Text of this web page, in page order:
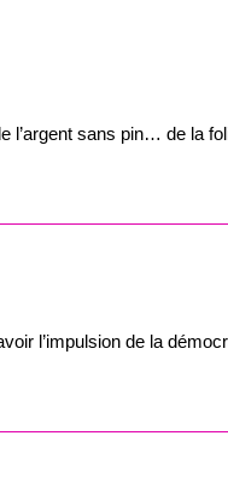
l’argent sans pin… de la
l’impulsion de la